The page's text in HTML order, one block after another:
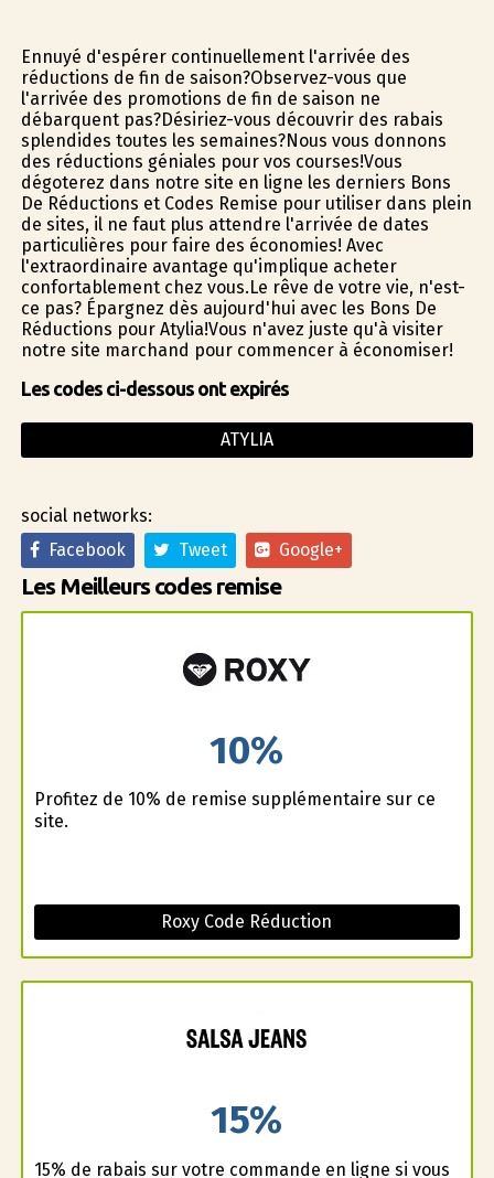
Ennuyé d'espérer continuellement l'arrivée des
réductions de fin de saison?Observez-vous que
l'arrivée des promotions de fin de saison ne
débarquent pas?Désiriez-vous découvrir des rabais
splendides toutes les semaines?Nous vous donnons
des réductions géniales pour vos courses!Vous
dégoterez dans notre site en ligne les derniers Bons
De Réductions et Codes Remise pour utiliser dans plein
de sites, il ne faut plus attendre l'arrivée de dates
particulières pour faire des économies! Avec
l'extraordinaire avantage qu'implique acheter
confortablement chez vous.Le rêve de votre vie, n'est-
ce pas? Épargnez dès aujourd'hui avec les Bons De
Réductions pour Atylia!Vous n'avez juste qu'à visiter
notre site marchand pour commencer à économiser!
Les codes ci-dessous ont expirés
ATYLIA
social networks:
Facebook
Tweet Google+
Les Meilleurs codes remise
10%
Profitez de 10% de remise supplémentaire sur ce
site.
Roxy Code Réduction
15%
15% de rabais sur votre commande en ligne si vous